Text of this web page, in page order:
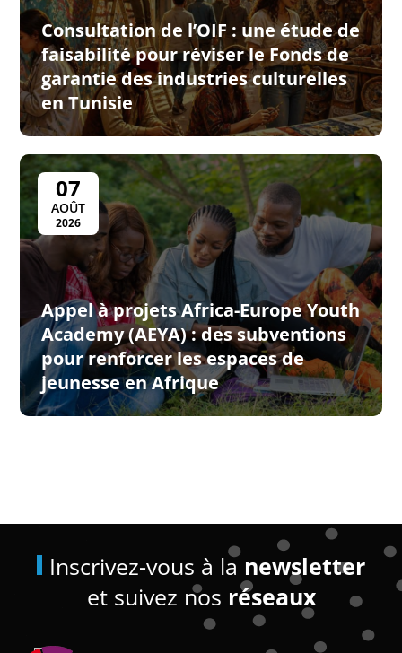
Consultation de l’OIF : une étude de
faisabilité pour réviser le Fonds de
garantie des industries culturelles
en Tunisie
07
AOÛT
2026
Appel à projets Africa-Europe Youth
Academy (AEYA) : des subventions
pour renforcer les espaces de
jeunesse en Afrique
Inscrivez-vous à la newsletter
et suivez nos réseaux